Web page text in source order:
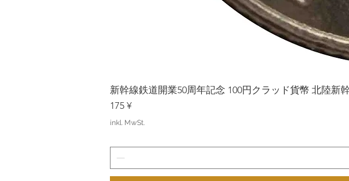
新幹線鉄道開業50周年記念 100円クラッド貨幣 北陸新
Preis
175 ¥
inkl. MwSt.